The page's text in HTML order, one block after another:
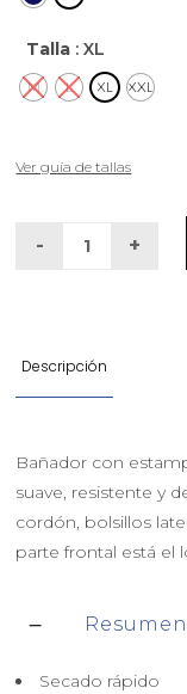
Talla : XL
M L XL XXL
Ver guía de tallas
Descripción
Bañador con
suave, resistente y
cordón, bolsillos
parte frontal está el
Resumen
Secado rápido